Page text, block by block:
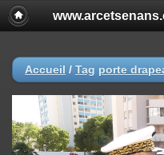
Accueil / Tag porte